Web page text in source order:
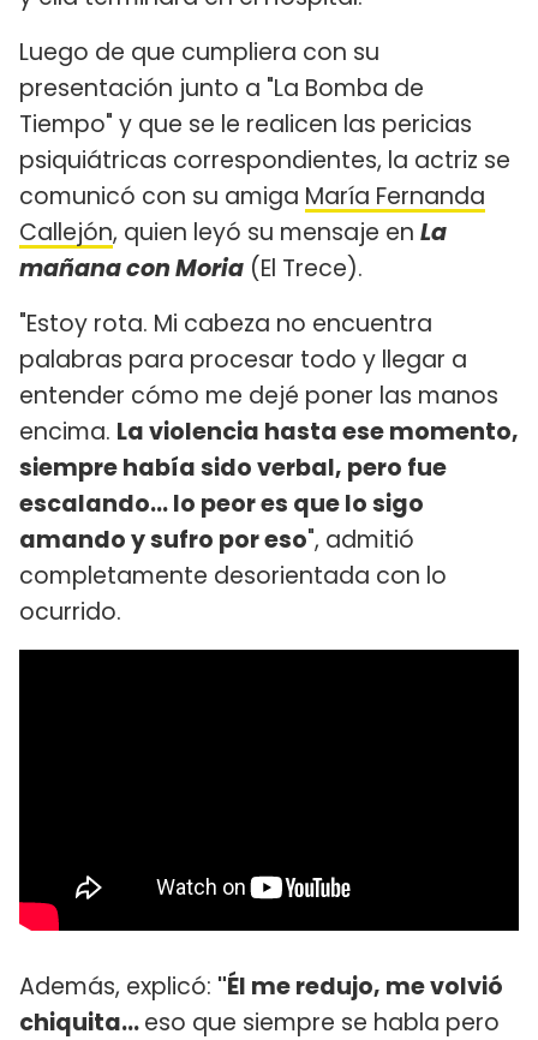
Luego de que cumpliera con su
presentación junto a "La Bomba de
Tiempo" y que se le realicen las pericias
psiquiátricas correspondientes, la actriz se
comunicó con su amiga María Fernanda
Callejón, quien leyó su mensaje en La
mañana con Moria (El Trece).
"Estoy rota. Mi cabeza no encuentra
palabras para procesar todo y llegar a
entender cómo me dejé poner las manos
encima. La violencia hasta ese momento,
siempre había sido verbal, pero fue
escalando... lo peor es que lo sigo
amando y sufro por eso", admitió
completamente desorientada con lo
ocurrido.
Además, explicó: "Él me redujo, me volvió
chiquita...eso que siempre se habla pero